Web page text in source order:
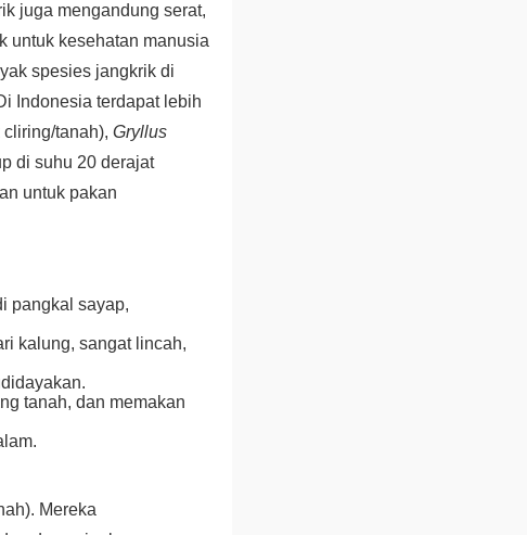
juga mengandung serat,
untuk kesehatan manusia
spesies jangkrik di
Indonesia terdapat lebih
cliring/tanah), Gryllus
di suhu 20 derajat
untuk pakan
pangkal sayap,
kalung, sangat lincah,
tanah, dan memakan
Mereka